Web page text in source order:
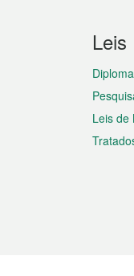
Leis
Leis de